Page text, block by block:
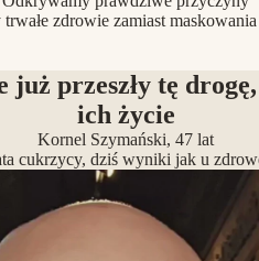
zdrowie zamiast
przeszły tę
ich życie
Kornel Szymański, 47 lat
cukrzycy, dziś wyniki jak u